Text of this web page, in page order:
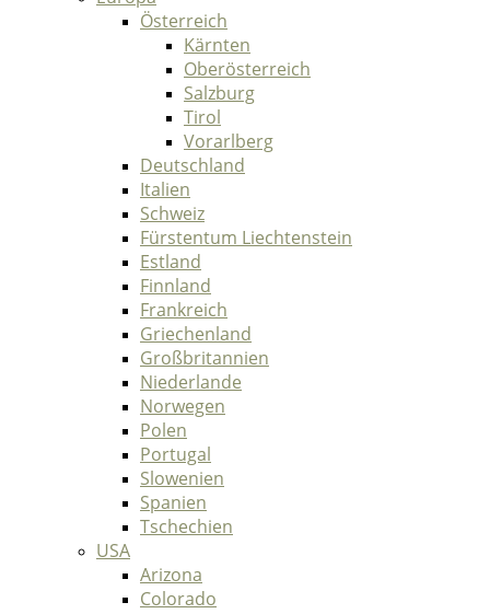
Österreich
Kärnten
Oberösterreich
Salzburg
Tirol
Vorarlberg
Deutschland
Italien
Schweiz
Fürstentum Liechtenstein
Estland
Finnland
Frankreich
Griechenland
Großbritannien
Niederlande
Norwegen
Polen
Portugal
Slowenien
Spanien
Tschechien
USA
Arizona
Colorado